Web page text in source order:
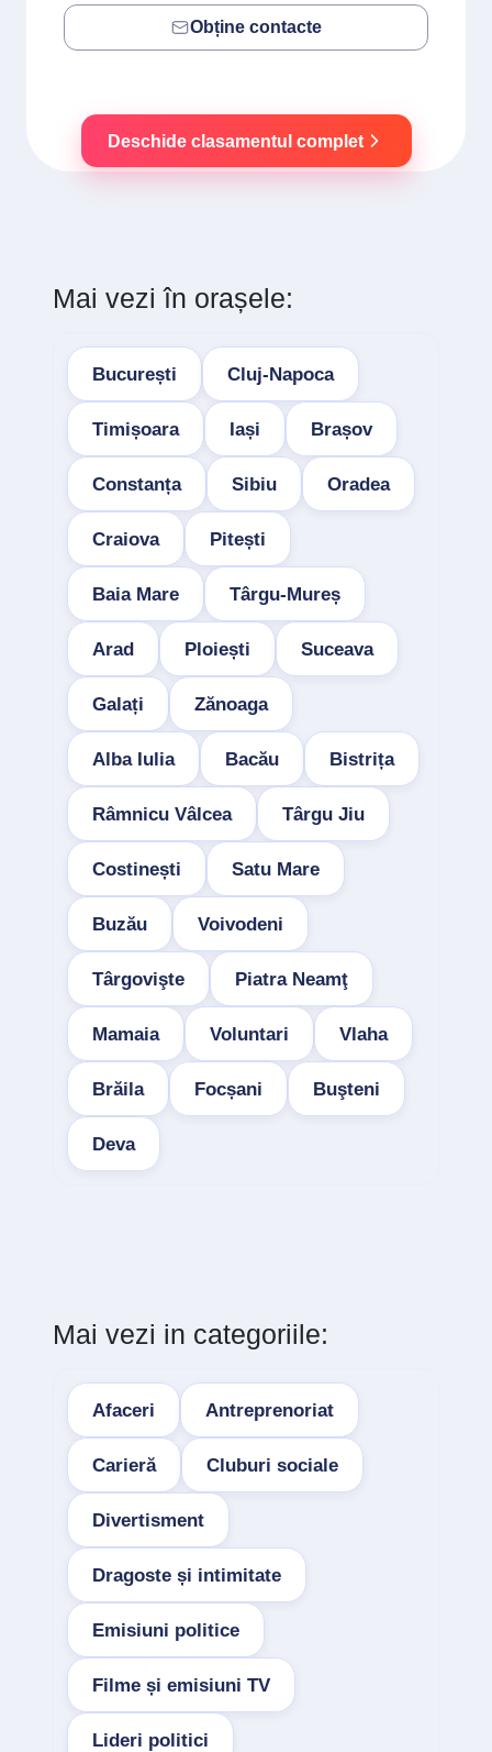
Obține contacte
Deschide clasamentul complet
Mai vezi în orașele:
București Cluj-Napoca
Timișoara Iași Brașov
Constanța Sibiu Oradea
Craiova Pitești
Baia Mare Târgu-Mureș
Arad Ploiești Suceava
Galați Zănoaga
Alba Iulia Bacău Bistrița
Râmnicu Vâlcea Târgu Jiu
Costinești Satu Mare
Buzău Voivodeni
Târgovişte Piatra Neamţ
Mamaia Voluntari Vlaha
Brăila Focșani Buşteni
Deva
Mai vezi in categoriile:
Afaceri Antreprenoriat
Carieră Cluburi sociale
Divertisment
Dragoste și intimitate
Emisiuni politice
Filme și emisiuni TV
Lideri politici